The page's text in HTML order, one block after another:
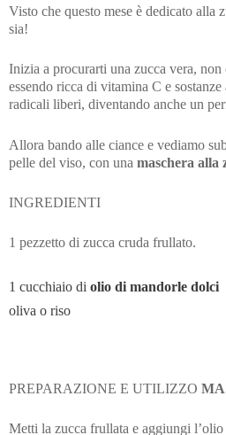
Visto che questo mese è dedicato alla
sia!
Inizia a procurarti una zucca vera,
essendo ricca di vitamina C e
radicali liberi, diventando anche un
Allora bando alle ciance e vediamo
pelle del viso, con una maschera alla
INGREDIENTI
1 pezzetto di zucca cruda frullato.
1 cucchiaio di olio di mandorle dolci
oliva o riso
PREPARAZIONE E UTILIZZO
Metti la zucca frullata e aggiungi l’olio